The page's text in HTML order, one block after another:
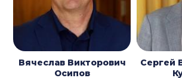
Вячеслав Викторович
Осипов
Сергей